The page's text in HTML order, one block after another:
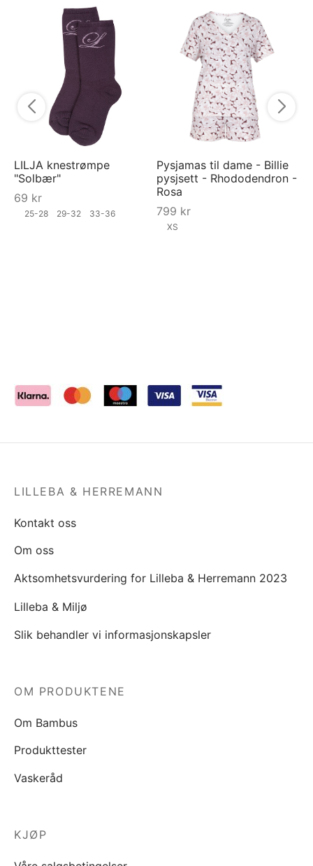
LILJA knestrømpe
"Solbær"
69 kr
25-28 29-32 33-36
Pysjamas til dame - Billie
pysjsett - Rhododendron -
Rosa
799 kr
XS
LILLEBA & HERREMANN
Kontakt oss
Om oss
Aktsomhetsvurdering for Lilleba & Herremann 2023
Lilleba & Miljø
Slik behandler vi informasjonskapsler
OM PRODUKTENE
Om Bambus
Produkttester
Vaskeråd
KJØP